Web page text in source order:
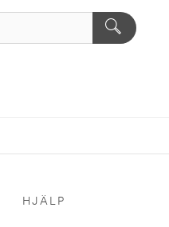
HJÄLP